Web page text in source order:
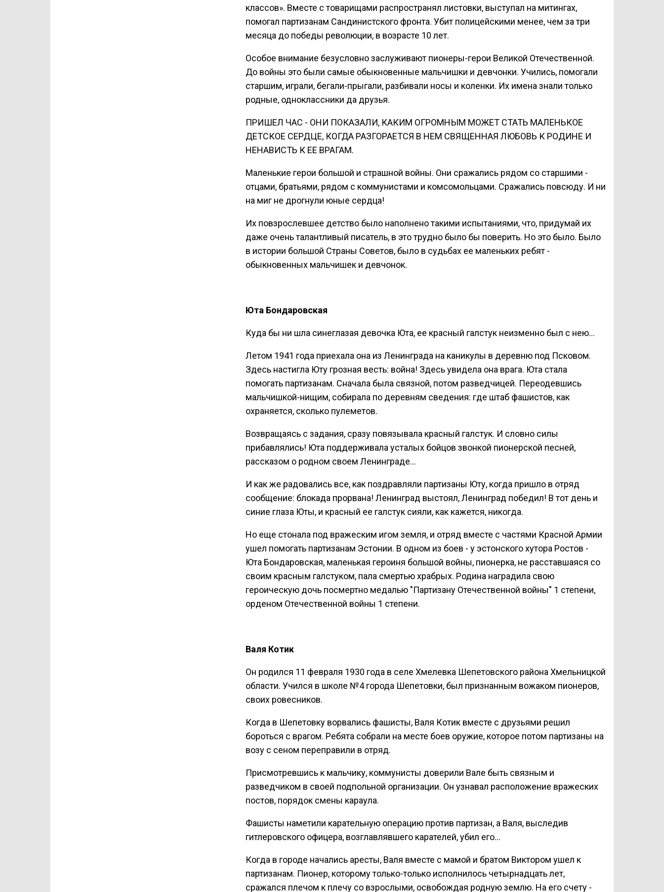
классов». Вместе с товарищами распространял листовки, выступал на митингах,
помогал партизанам Сандинистского фронта. Убит полицейскими менее, чем за три
месяца до победы революции, в возрасте 10 лет.
Особое внимание безусловно заслуживают пионеры-герои Великой Отечественной.
До войны это были самые обыкновенные мальчишки и девчонки. Учились, помогали
старшим, играли, бегали-прыгали, разбивали носы и коленки. Их имена знали только
родные, одноклассники да друзья.
ПРИШЕЛ ЧАС - ОНИ ПОКАЗАЛИ, КАКИМ ОГРОМНЫМ МОЖЕТ СТАТЬ МАЛЕНЬКОЕ
ДЕТСКОЕ СЕРДЦЕ, КОГДА РАЗГОРАЕТСЯ В НЕМ СВЯЩЕННАЯ ЛЮБОВЬ К РОДИНЕ И
НЕНАВИСТЬ К ЕЕ ВРАГАМ.
Маленькие герои большой и страшной войны. Они сражались рядом со старшими -
отцами, братьями, рядом с коммунистами и комсомольцами. Сражались повсюду. И ни
на миг не дрогнули юные сердца!
Их повзрослевшее детство было наполнено такими испытаниями, что, придумай их
даже очень талантливый писатель, в это трудно было бы поверить. Но это было. Было
в истории большой Страны Советов, было в судьбах ее маленьких ребят -
обыкновенных мальчишек и девчонок.
Юта Бондаровская
Куда бы ни шла синеглазая девочка Юта, ее красный галстук неизменно был с нею...
Летом 1941 года приехала она из Ленинграда на каникулы в деревню под Псковом.
Здесь настигла Юту грозная весть: война! Здесь увидела она врага. Юта стала
помогать партизанам. Сначала была связной, потом разведчицей. Переодевшись
мальчишкой-нищим, собирала по деревням сведения: где штаб фашистов, как
охраняется, сколько пулеметов.
Возвращаясь с задания, сразу повязывала красный галстук. И словно силы
прибавлялись! Юта поддерживала усталых бойцов звонкой пионерской песней,
рассказом о родном своем Ленинграде...
И как же радовались все, как поздравляли партизаны Юту, когда пришло в отряд
сообщение: блокада прорвана! Ленинград выстоял, Ленинград победил! В тот день и
синие глаза Юты, и красный ее галстук сияли, как кажется, никогда.
Но еще стонала под вражеским игом земля, и отряд вместе с частями Красной Армии
ушел помогать партизанам Эстонии. В одном из боев - у эстонского хутора Ростов -
Юта Бондаровская, маленькая героиня большой войны, пионерка, не расставшаяся со
своим красным галстуком, пала смертью храбрых. Родина наградила свою
героическую дочь посмертно медалью "Партизану Отечественной войны" 1 степени,
орденом Отечественной войны 1 степени.
Валя Котик
Он родился 11 февраля 1930 года в селе Хмелевка Шепетовского района Хмельницкой
области. Учился в школе №4 города Шепетовки, был признанным вожаком пионеров,
своих ровесников.
Когда в Шепетовку ворвались фашисты, Валя Котик вместе с друзьями решил
бороться с врагом. Ребята собрали на месте боев оружие, которое потом партизаны на
возу с сеном переправили в отряд.
Присмотревшись к мальчику, коммунисты доверили Вале быть связным и
разведчиком в своей подпольной организации. Он узнавал расположение вражеских
постов, порядок смены караула.
Фашисты наметили карательную операцию против партизан, а Валя, выследив
гитлеровского офицера, возглавлявшего карателей, убил его...
Когда в городе начались аресты, Валя вместе с мамой и братом Виктором ушел к
партизанам. Пионер, которому только-только исполнилось четырнадцать лет,
сражался плечом к плечу со взрослыми, освобождая родную землю. На его счету -